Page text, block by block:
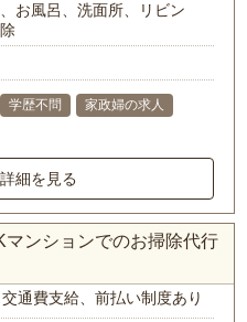
お風呂、洗面所、リビン
学歴不問
家政婦の求人
細を見る
ンションでのお掃除代行
交通費支給、前払い制度あり